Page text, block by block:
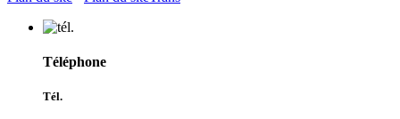
Téléphone
Tél.